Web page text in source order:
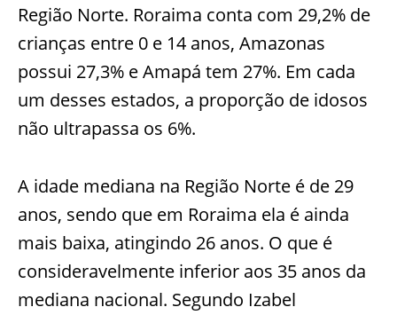
Região Norte. Roraima conta com 29,2% de
crianças entre 0 e 14 anos, Amazonas
possui 27,3% e Amapá tem 27%. Em cada
um desses estados, a proporção de idosos
não ultrapassa os 6%.
A idade mediana na Região Norte é de 29
anos, sendo que em Roraima ela é ainda
mais baixa, atingindo 26 anos. O que é
consideravelmente inferior aos 35 anos da
mediana nacional. Segundo Izabel